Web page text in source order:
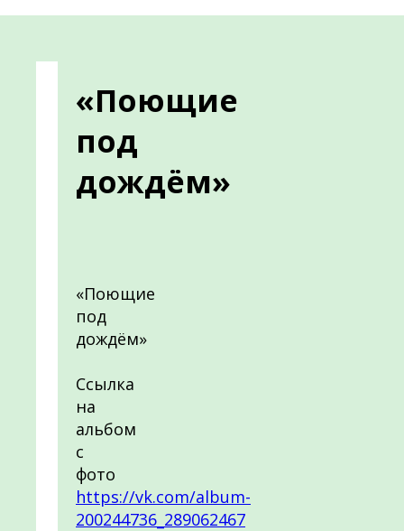
«Поющие
под
дождём»
«Поющие
под
дождём»
Ссылка
на
альбом
с
фото
https://vk.com/album-
200244736_289062467